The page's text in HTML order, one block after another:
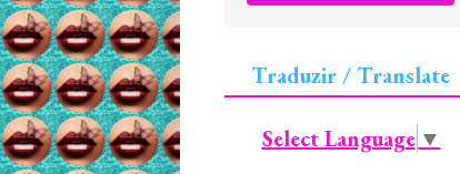
Traduzir / Translate
Select Language ▼